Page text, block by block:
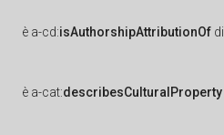
è a-cd:isAuthorshipAttributionOf di
è a-cat:describesCulturalProperty